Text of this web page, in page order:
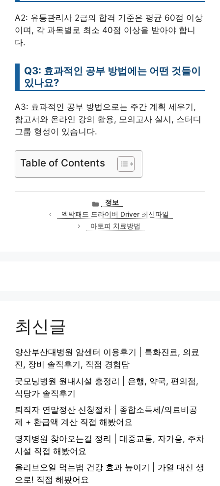
A2: 유통관리사 2급의 합격 기준은 평균 60점 이상
이며, 각 과목별로 최소 40점 이상을 받아야 합니
다.
Q3: 효과적인 공부 방법에는 어떤 것들이
있나요?
A3: 효과적인 공부 방법으로는 주간 계획 세우기,
참고서와 온라인 강의 활용, 모의고사 실시, 스터디
그룹 형성이 있습니다.
Table of Contents
카
테
고
리
정보
엑박패드 드라이버 Driver 최신파일
아토피 치료방법
최신글
양산부산대병원 암센터 이용후기 | 특화진료, 의료
진, 장비 솔직후기, 직접 경험담
굿모닝병원 원내시설 총정리 | 은행, 약국, 편의점,
식당가 솔직후기
퇴직자 연말정산 신청절차 | 종합소득세/의료비공
제 + 환급액 계산 직접 해봤어요
명지병원 찾아오는길 정리 | 대중교통, 자가용, 주차
시설 직접 해봤어요
올리브오일 먹는법 건강 효과 높이기 | 가열 대신 생
으로! 직접 해봤어요